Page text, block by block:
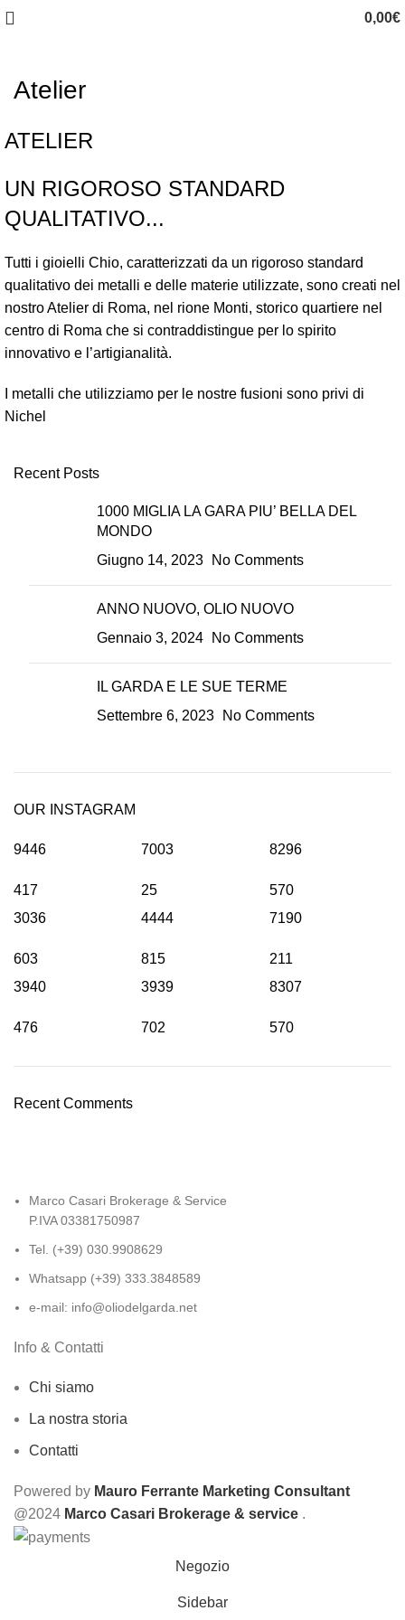
0,00€
Atelier
ATELIER
UN RIGOROSO STANDARD
QUALITATIVO...
Tutti i gioielli Chio, caratterizzati da un rigoroso standard
qualitativo dei metalli e delle materie utilizzate, sono creati nel
nostro Atelier di Roma, nel rione Monti, storico quartiere nel
centro di Roma che si contraddistingue per lo spirito
innovativo e l’artigianalità.
I metalli che utilizziamo per le nostre fusioni sono privi di
Nichel
Recent Posts
1000 MIGLIA LA GARA PIU’ BELLA DEL
MONDO
Giugno 14, 2023
No Comments
ANNO NUOVO, OLIO NUOVO
Gennaio 3, 2024
No Comments
IL GARDA E LE SUE TERME
Settembre 6, 2023
No Comments
OUR INSTAGRAM
9446
417
7003
25
8296
570
3036
603
4444
815
7190
211
3940
476
3939
702
8307
570
Recent Comments
Marco Casari Brokerage & Service
P.IVA 03381750987
Tel. (+39) 030.9908629
Whatsapp (+39) 333.3848589
e-mail: info@oliodelgarda.net
Info & Contatti
Chi siamo
La nostra storia
Contatti
Powered by Mauro Ferrante Marketing Consultant
@2024 Marco Casari Brokerage & service .
Negozio
Sidebar